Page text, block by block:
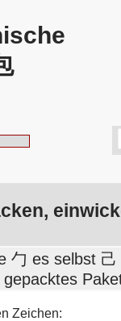
勹 es selbst
Zeichen: